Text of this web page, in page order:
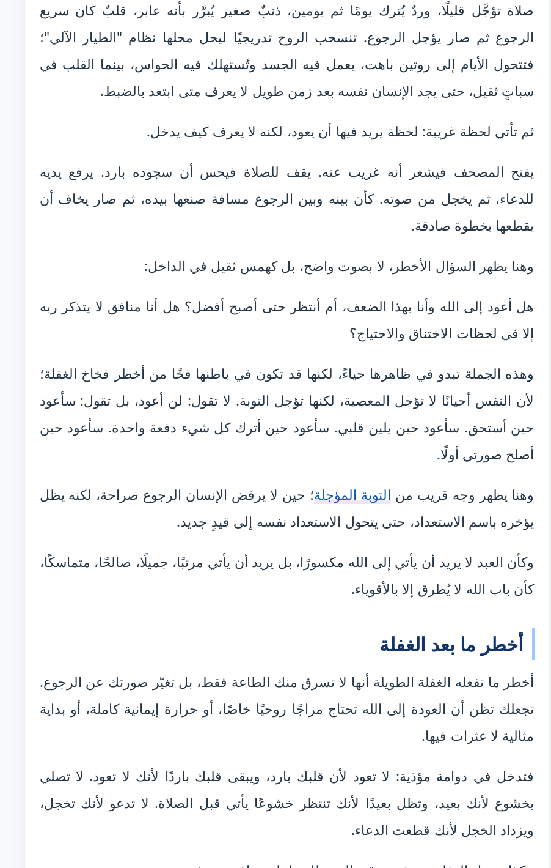
صلاة تؤجَّل قليلًا، وردٌ يُترك يومًا ثم يومين، ذنبٌ صغير يُبرَّر بأنه عابر، قلبٌ كان سريع
الرجوع ثم صار يؤجل الرجوع. تنسحب الروح تدريجيًا ليحل محلها نظام "الطيار الآلي"؛
فتتحول الأيام إلى روتين باهت، يعمل فيه الجسد وتُستهلك فيه الحواس، بينما القلب في
سباتٍ ثقيل، حتى يجد الإنسان نفسه بعد زمن طويل لا يعرف متى ابتعد بالضبط.
ثم تأتي لحظة غريبة: لحظة يريد فيها أن يعود، لكنه لا يعرف كيف يدخل.
يفتح المصحف فيشعر أنه غريب عنه. يقف للصلاة فيحس أن سجوده بارد. يرفع يديه
للدعاء، ثم يخجل من صوته. كأن بينه وبين الرجوع مسافة صنعها بيده، ثم صار يخاف أن
يقطعها بخطوة صادقة.
وهنا يظهر السؤال الأخطر، لا بصوت واضح، بل كهمس ثقيل في الداخل:
هل أعود إلى الله وأنا بهذا الضعف، أم أنتظر حتى أصبح أفضل؟ هل أنا منافق لا يتذكر ربه
إلا في لحظات الاختناق والاحتياج؟
وهذه الجملة تبدو في ظاهرها حياءً، لكنها قد تكون في باطنها فخًا من أخطر فخاخ الغفلة؛
لأن النفس أحيانًا لا تؤجل المعصية، لكنها تؤجل التوبة. لا تقول: لن أعود، بل تقول: سأعود
حين أستحق. سأعود حين يلين قلبي. سأعود حين أترك كل شيء دفعة واحدة. سأعود حين
أصلح صورتي أولًا.
وهنا يظهر وجه قريب من التوبة المؤجلة؛ حين لا يرفض الإنسان الرجوع صراحة، لكنه يظل
يؤخره باسم الاستعداد، حتى يتحول الاستعداد نفسه إلى قيدٍ جديد.
وكأن العبد لا يريد أن يأتي إلى الله مكسورًا، بل يريد أن يأتي مرتبًا، جميلًا، صالحًا، متماسكًا،
كأن باب الله لا يُطرق إلا بالأقوياء.
أخطر ما بعد الغفلة
أخطر ما تفعله الغفلة الطويلة أنها لا تسرق منك الطاعة فقط، بل تغيّر صورتك عن الرجوع.
تجعلك تظن أن العودة إلى الله تحتاج مزاجًا روحيًا خاصًا، أو حرارة إيمانية كاملة، أو بداية
مثالية لا عثرات فيها.
فتدخل في دوامة مؤذية: لا تعود لأن قلبك بارد، ويبقى قلبك باردًا لأنك لا تعود. لا تصلي
بخشوع لأنك بعيد، وتظل بعيدًا لأنك تنتظر خشوعًا يأتي قبل الصلاة. لا تدعو لأنك تخجل،
ويزداد الخجل لأنك قطعت الدعاء.